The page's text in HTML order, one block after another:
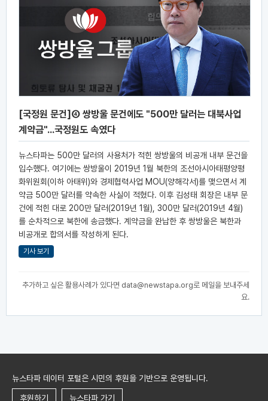
[국정원 문건]④ 쌍방울 문건에도 "500만 달러는 대북사업
계약금"...국정원도 속였다
뉴스타파는 500만 달러의 사용처가 적힌 쌍방울의 비공개 내부 문건을
입수했다. 여기에는 쌍방울이 2019년 1월 북한의 조선아시아태평양평
화위원회(이하 아태위)와 경제협력사업 MOU(양해각서)를 맺으면서 계
약금 500만 달러를 약속한 사실이 적혔다. 이후 김성태 회장은 내부 문
건에 적힌 대로 200만 달러(2019년 1월), 300만 달러(2019년 4월)
를 순차적으로 북한에 송금했다. 계약금을 완납한 후 쌍방울은 북한과
비공개로 합의서를 작성하게 된다.
기사 보기
추가하고 싶은 활용사례가 있다면 data@newstapa.org로 메일을 보내주세
요.
뉴스타파 데이터 포털은 시민의 후원을 기반으로 운영됩니다.
후원하기 뉴스타파 가기